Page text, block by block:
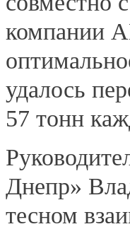
компании
удалось
57 тонн
Днепр»
тесном